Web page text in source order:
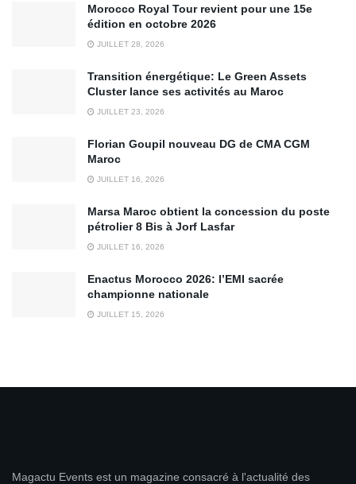
Morocco Royal Tour revient pour une 15e
édition en octobre 2026
JUILLET 28, 2026
Transition énergétique: Le Green Assets
Cluster lance ses activités au Maroc
JUILLET 23, 2026
Florian Goupil nouveau DG de CMA CGM
Maroc
JUILLET 16, 2026
Marsa Maroc obtient la concession du poste
pétrolier 8 Bis à Jorf Lasfar
JUILLET 16, 2026
Enactus Morocco 2026: l’EMI sacrée
championne nationale
JUILLET 15, 2026
Magactu Events est un magazine consacré à l'actualité des